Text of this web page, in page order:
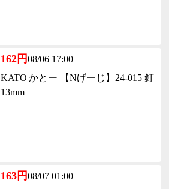
162円08/06 17:00
KATO|かとー 【Nげーじ】24-015 釘
13mm
163円08/07 01:00